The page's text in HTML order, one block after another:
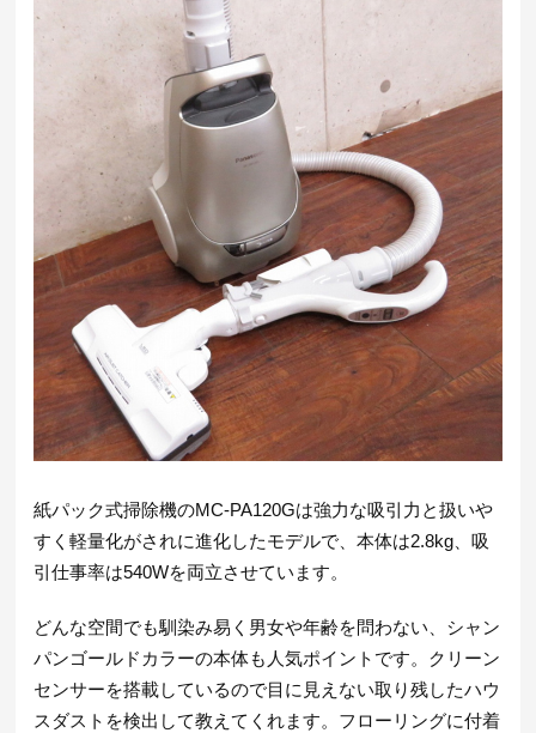
紙パック式掃除機のMC-PA120Gは強力な吸引力と扱いや
すく軽量化がされに進化したモデルで、本体は2.8kg、吸
引仕事率は540Wを両立させています。
どんな空間でも馴染み易く男女や年齢を問わない、シャン
パンゴールドカラーの本体も人気ポイントです。クリーン
センサーを搭載しているので目に見えない取り残したハウ
スダストを検出して教えてくれます。フローリングに付着